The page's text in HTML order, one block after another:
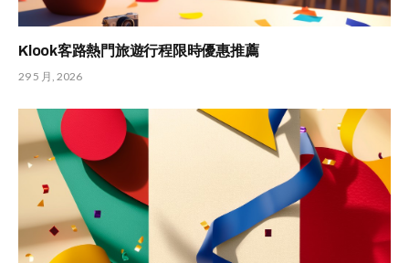
Klook客路熱門旅遊行程限時優惠推薦
29 5 月, 2026